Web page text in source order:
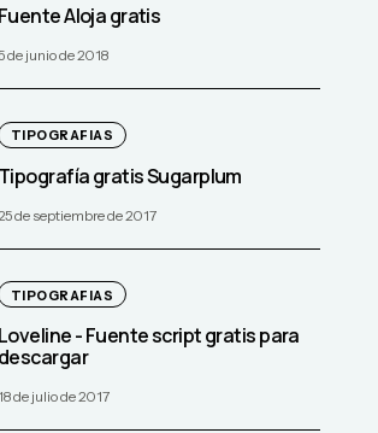
Fuente Aloja gratis
de junio de 2018
TIPOGRAFIAS
Tipografía gratis Sugarplum
de septiembre de 2017
TIPOGRAFIAS
Loveline - Fuente script gratis para
descargar
18 de julio de 2017